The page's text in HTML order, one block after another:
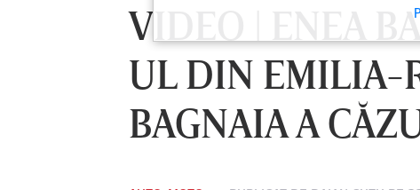
VIDEO | ENEA
UL DIN EMILIA-
BAGNAIA A